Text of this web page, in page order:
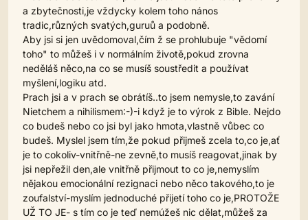
a zbytečnosti,je vždycky kolem toho nános
tradic,různých svatých,guruů a podobně.
Aby jsi si jen uvědomoval,čím ž se prohlubuje "vědomí
toho" to můžeš i v normálním životě,pokud zrovna
neděláš něco,na co se musíš soustředit a používat
myšlení,logiku atd.
Prach jsi a v prach se obrátíš..to jsem nemysle,to zavání
Nietchem a nihilismem:-)-i když je to výrok z Bible. Nejdo
co budeš nebo co jsi byl jako hmota,vlastně vůbec co
budeš. Myslel jsem tím,že pokud přijmeš zcela to,co je,ať
je to cokoliv-vnitřně-ne zevně,to musíš reagovat,jinak by
jsi nepřežil den,ale vnitřně přijmout to co je,nemyslím
nějakou emocionální rezignaci nebo něco takového,to je
zoufalství-myslím jednoduché přijetí toho co je,PROTOŽE
UŽ TO JE- s tím co je teď nemúžeš nic dělat,můžeš za